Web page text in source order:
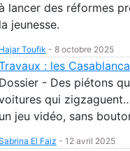
lancer des réformes
la jeunesse.
Hajar Toufik - 8 octobre 2025
: les
Dossier - Des piétons
qui
un jeu vidéo, sans
El Faiz - 12 avril 2025